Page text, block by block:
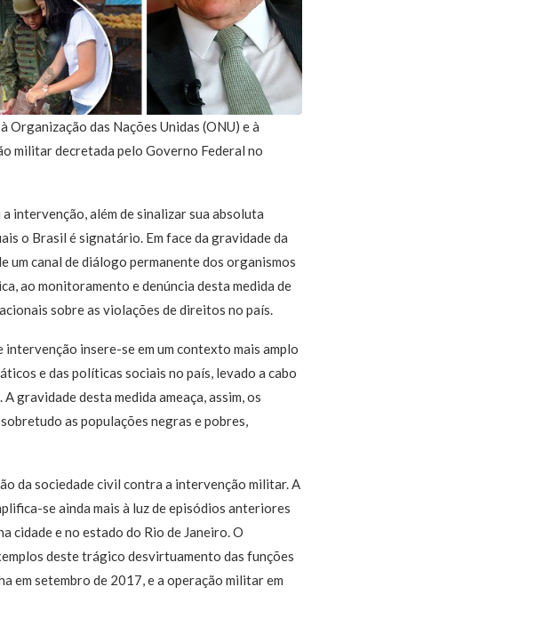
das Nações Unidas (ONU) e à
militar decretada pelo Governo Federal no
intervenção, além de sinalizar sua absoluta
o Brasil é signatário. Em face da gravidade da
um canal de diálogo permanente dos organismos
ao monitoramento e denúncia desta medida de
sobre as violações de direitos no país.
insere-se em um contexto mais amplo
e das políticas sociais no país, levado a cabo
gravidade desta medida ameaça, assim, os
as populações negras e pobres,
da sociedade civil contra a intervenção militar. A
se ainda mais à luz de episódios anteriores
cidade e no estado do Rio de Janeiro. O
deste trágico desvirtuamento das funções
em setembro de 2017, e a operação militar em